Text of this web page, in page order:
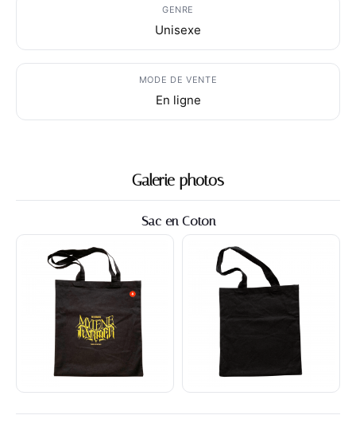
GENRE
Unisexe
MODE DE VENTE
En ligne
Galerie photos
Sac en Coton